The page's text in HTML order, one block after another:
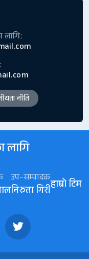
लागि:
नीति
उप–सम्पादक
निरुता गिरीहाम्रो टिम